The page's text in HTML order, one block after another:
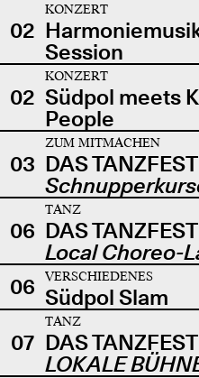
02
KONZERT
Session
02
KONZERT
Südpol meets
People
03
ZUM MITMACHEN
DAS
06
TANZ
DAS
Local Choreo-
06
VERSCHIEDENES
Südpol Slam
07
TANZ
DAS
LOKALE